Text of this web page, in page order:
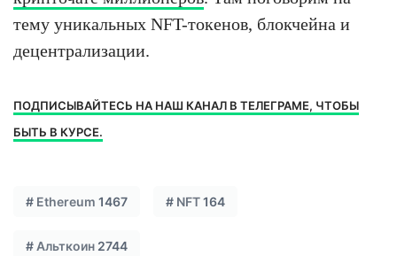
тему уникальных NFT-токенов, блокчейна и
децентрализации.
ПОДПИСЫВАЙТЕСЬ НА НАШ КАНАЛ В ТЕЛЕГРАМЕ, ЧТОБЫ
БЫТЬ В КУРСЕ.
# Ethereum 1467 # NFT164
# Альткоин 2744